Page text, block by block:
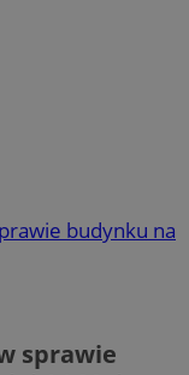
budynku na
sprawie